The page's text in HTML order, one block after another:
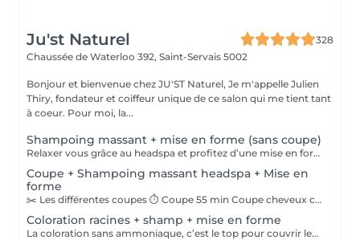
Ju'st Naturel
328
Chaussée de Waterloo 392, Saint-Servais 5002
Bonjour et bienvenue chez JU'ST Naturel, Je m'appelle Julien
Thiry, fondateur et coiffeur unique de ce salon qui me tient tant
à coeur. Pour moi, la...
Shampoing massant + mise en forme (sans coupe)
Relaxer vous grâce au headspa et profitez d’une mise en forme CELLE-CI N’INCLUS PAS LA COUPE
Coupe + Shampoing massant headspa + Mise en
forme
✂️ Les différentes coupes ⏱ Coupe 55 min Coupe cheveux courts sur cheveux mouillés, avec shampoing et séchage rapide. ❌ Ne convient pas aux cheveux bouclés. ➡️ Pour les cheveux bouclés, merci de sélectionner un séchage naturel au diffuseur. ⏱ Coupe 75 min Coupe sur cheveux mouillés avec shampoing et séchage des boucles au diffuseur. ✔️ Convient aux cheveux bouclés et aux cheveux lisses. ⏱ Coupe 85 min Coupe sur cheveux secs ou mouillés, idéale pour les grosses masses de cheveux. Cette prestation inclut un véritable temps d’échange et de formation : apprendre à coiffer ses boucles soi-même, comprendre son type de cheveux et son cuir chevelu, et recevoir mes meilleurs conseils personnalisés. Je répondrai à toutes vos questions. Vous recevrez une fiche récapitulative de tout ce qui aura été expliqué. Lors de notre prochain rendez-vous, ce sera à vous de me dire comment procéder 😉 Vous pourrez alors réserver le service 75 min, n’ayant plus besoin de ces explications. 💇‍♀️ Coupe des boucles sur cheveux secs (liée à la coupe 85 min) Pour un résultat de qualité, merci de venir les cheveux détachés. Il n’est pas nécessaire de les laver avant : un simple refresh suffit. J’ai besoin de voir vos boucles dans leur mouvement naturel pour les couper correctement ; si elles sont trop plaquées, le rendu ne sera pas le même 😉. ⸻ 🧖‍♀️ Shampoing & Head Spa Le shampoing inclut toujours un Head Spa. Celui-ci peut être écourté si la coupe nécessite plus de temps ou si le service a été mal sélectionné. À l’inverse, si vous réservez un créneau plus long, je pourrai adapter et approfondir le soin. ⸻ 💶 Tarification Le tarif est adapté en fonction du temps presté, à hauteur de 60 €/heure.
Coloration racines + shamp + mise en forme
La coloration sans ammoniaque, c’est le top pour couvrir les cheveux blancs tout en ajoutant des reflets super lumineux ✨. On choisira ensemble le type de couleur qui te va le mieux, après un petit diagnostic le jour de ton rendez-vous 💇‍♀️💖.